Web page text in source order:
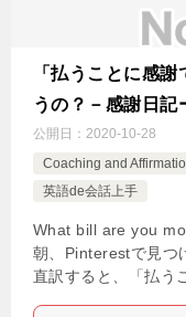
「払うことに感
うの？－感謝日記
公開日： 2020-10-28
Coaching and
英語de会話上手
What bill are you
朝、Pinterestで見つ
直訳すると、「払う